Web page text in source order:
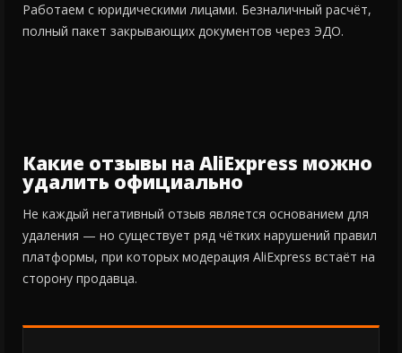
Работаем с юридическими лицами. Безналичный расчёт,
полный пакет закрывающих документов через ЭДО.
Какие отзывы на AliExpress можно
удалить официально
Не каждый негативный отзыв является основанием для
удаления — но существует ряд чётких нарушений правил
платформы, при которых модерация AliExpress встаёт на
сторону продавца.